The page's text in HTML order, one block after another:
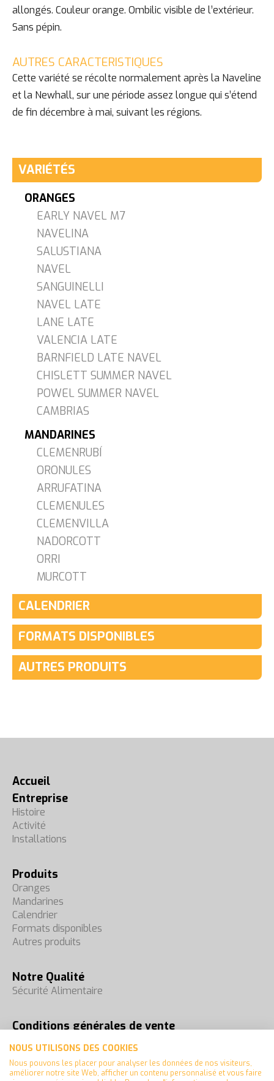
allongés. Couleur orange. Ombilic visible de l’extérieur.
Sans pépin.
AUTRES CARACTERISTIQUES
Cette variété se récolte normalement après la Naveline
et la Newhall, sur une période assez longue qui s’étend
de fin décembre à mai, suivant les régions.
VARIÉTÉS
ORANGES
EARLY NAVEL M7
NAVELINA
SALUSTIANA
NAVEL
SANGUINELLI
NAVEL LATE
LANE LATE
VALENCIA LATE
BARNFIELD LATE NAVEL
CHISLETT SUMMER NAVEL
POWEL SUMMER NAVEL
CAMBRIAS
MANDARINES
CLEMENRUBÍ
ORONULES
ARRUFATINA
CLEMENULES
CLEMENVILLA
NADORCOTT
ORRI
MURCOTT
CALENDRIER
FORMATS DISPONIBLES
AUTRES PRODUITS
Accueil
Entreprise
Histoire
Activité
Installations
Produits
Oranges
Mandarines
Calendrier
Formats disponibles
Autres produits
Notre Qualité
Sécurité Alimentaire
Conditions générales de vente
Foires
Contact
NOUS UTILISONS DES COOKIES
Nous pouvons les placer pour analyser les données de nos visiteurs,
améliorer notre site Web, afficher un contenu personnalisé et vous faire